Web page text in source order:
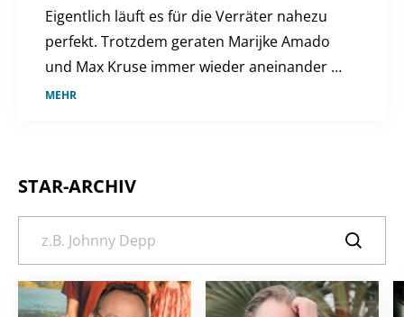
Eigentlich läuft es für die Verräter nahezu
perfekt. Trotzdem geraten Marijke Amado
und Max Kruse immer wieder aneinander –
nun schießt sie zurück.
MEHR
STAR-ARCHIV